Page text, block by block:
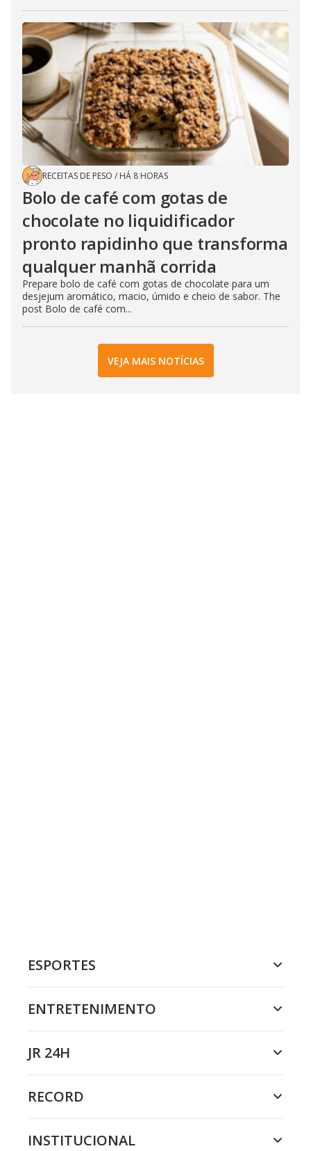
RECEITAS DE PESO / HÁ 8 HORAS
Bolo de café com gotas de
chocolate no liquidificador
pronto rapidinho que transforma
qualquer manhã corrida
Prepare bolo de café com gotas de chocolate para um
desjejum aromático, macio, úmido e cheio de sabor. The
post Bolo de café com...
VEJA MAIS NOTÍCIAS
ESPORTES
ENTRETENIMENTO
JR 24H
RECORD
INSTITUCIONAL